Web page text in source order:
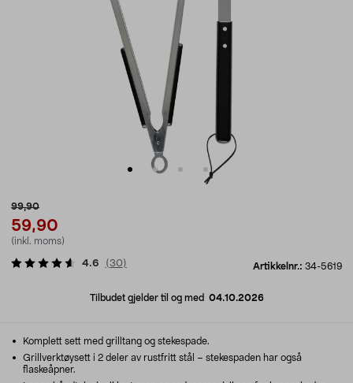
99,90
59,90
(inkl. moms)
Artikkelnr.: 34-5619
4.6 (30)
Tilbudet gjelder til og med 04.10.2026
Komplett sett med grilltang og stekespade.
Grillverktøysett i 2 deler av rustfritt stål – stekespaden har også
flaskeåpner.